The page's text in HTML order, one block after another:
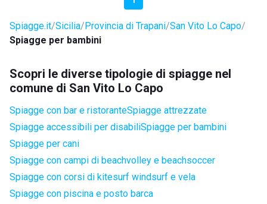
Spiagge.it Sicilia Provincia di Trapani San Vito Lo Capo
Spiagge per bambini
Scopri le diverse tipologie di spiagge nel
comune di San Vito Lo Capo
Spiagge con bar e ristoranteSpiagge attrezzate
Spiagge accessibili per disabiliSpiagge per bambini
Spiagge per cani
Spiagge con campi di beachvolley e beachsoccer
Spiagge con corsi di kitesurf windsurf e vela
Spiagge con piscina e posto barca